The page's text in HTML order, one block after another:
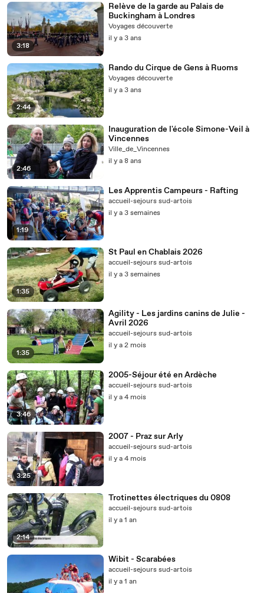
3:18
Relève de la garde au Palais de
Buckingham à Londres
Voyages découverte
il y a 3 ans
2:44
Rando du Cirque de Gens à Ruoms
Voyages découverte
il y a 3 ans
2:46
Inauguration de l'école Simone-Veil à
Vincennes
Ville_de_Vincennes
il y a 8 ans
1:19
Les Apprentis Campeurs - Rafting
accueil-sejours sud-artois
il y a 3 semaines
1:35
St Paul en Chablais 2026
accueil-sejours sud-artois
il y a 3 semaines
1:35
Agility - Les jardins canins de Julie -
Avril 2026
accueil-sejours sud-artois
il y a 2 mois
3:46
2005-Séjour été en Ardèche
accueil-sejours sud-artois
il y a 4 mois
3:25
2007 - Praz sur Arly
accueil-sejours sud-artois
il y a 4 mois
2:14
Trotinettes électriques du 0808
accueil-sejours sud-artois
il y a 1 an
Wibit - Scarabées
accueil-sejours sud-artois
il y a 1 an